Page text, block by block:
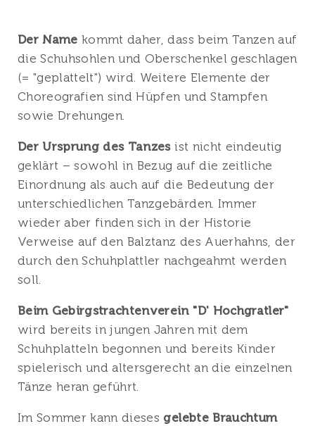
Der Name kommt daher, dass beim Tanzen auf
die Schuhsohlen und Oberschenkel geschlagen
(= "geplattelt") wird. Weitere Elemente der
Choreografien sind Hüpfen und Stampfen
sowie Drehungen.
Der Ursprung des Tanzesist nicht eindeutig
geklärt – sowohl in Bezug auf die zeitliche
Einordnung als auch auf die Bedeutung der
unterschiedlichen Tanzgebärden. Immer
wieder aber finden sich in der Historie
Verweise auf den Balztanz des Auerhahns, der
durch den Schuhplattler nachgeahmt werden
soll.
Beim Gebirgstrachtenverein "D' Hochgratler"
wird bereits in jungen Jahren mit dem
Schuhplatteln begonnen und bereits Kinder
spielerisch und altersgerecht an die einzelnen
Tänze heran geführt.
Im Sommer kann dieses gelebte Brauchtum